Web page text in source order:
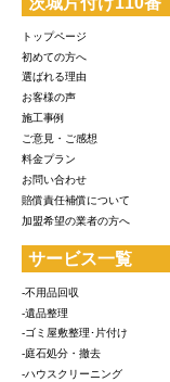
トップページ
初めての方へ
選ばれる理由
お客様の声
施工事例
ご意見・ご感想
料金プラン
お問い合わせ
賠償責任補償について
加盟希望の業者の方へ
サービス一覧
-不用品回収
-遺品整理
-ゴミ屋敷整理･片付け
-庭石処分・撤去
-ハウスクリーニング